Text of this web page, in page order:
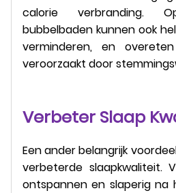
calorie verbranding.
bubbelbaden kunnen ook
verminderen, en
veroorzaakt door
Verbeter Slaap
Een ander belangrijk
verbeterde slaapkwaliteit.
ontspannen en slaperig na